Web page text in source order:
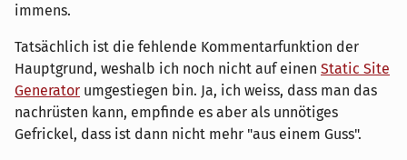
immens.
Tatsächlich ist die fehlende Kommentarfunktion der
Hauptgrund, weshalb ich noch nicht auf einen Static Site
Generator umgestiegen bin. Ja, ich weiss, dass man das
nachrüsten kann, empfinde es aber als unnötiges
Gefrickel, dass ist dann nicht mehr "aus einem Guss".